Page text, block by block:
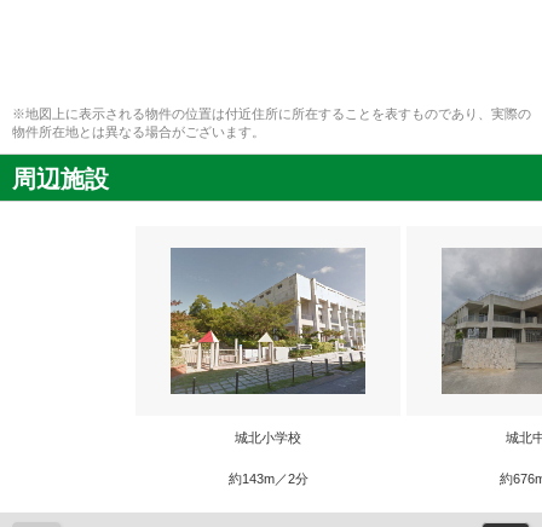
※地図上に表示される物件の位置は付近住所に所在することを表すものであり、実際の
物件所在地とは異なる場合がございます。
周辺施設
城北小学校
約143m／2分
城北
約